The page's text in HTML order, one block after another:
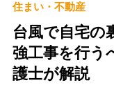
住まい・不動産
台風で自宅
強工事を行う
護士が解説